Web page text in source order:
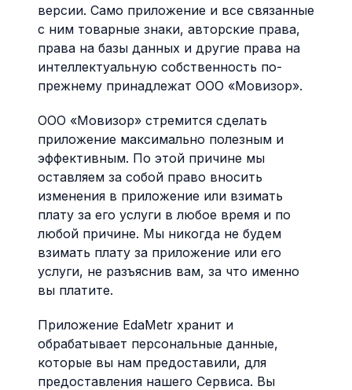
версии. Само приложение и все связанные
с ним товарные знаки, авторские права,
права на базы данных и другие права на
интеллектуальную собственность по-
прежнему принадлежат ООО «Мовизор».
ООО «Мовизор» стремится сделать
приложение максимально полезным и
эффективным. По этой причине мы
оставляем за собой право вносить
изменения в приложение или взимать
плату за его услуги в любое время и по
любой причине. Мы никогда не будем
взимать плату за приложение или его
услуги, не разъяснив вам, за что именно
вы платите.
Приложение EdaMetr хранит и
обрабатывает персональные данные,
которые вы нам предоставили, для
предоставления нашего Сервиса. Вы